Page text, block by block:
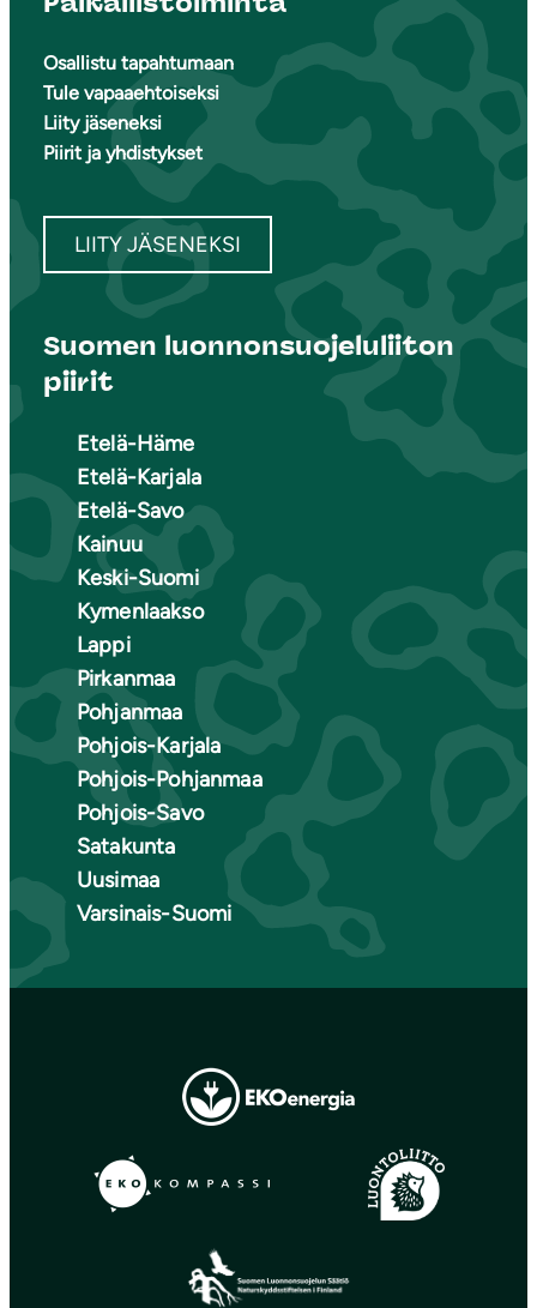
Osallistu tapahtumaan
Tule vapaaehtoiseksi
Liity jäseneksi
Piirit ja yhdistykset
LIITY JÄSENEKSI
Suomen luonnonsuojeluliiton
piirit
Etelä-Häme
Etelä-Karjala
Etelä-Savo
Kainuu
Keski-Suomi
Kymenlaakso
Lappi
Pirkanmaa
Pohjanmaa
Pohjois-Karjala
Pohjois-Pohjanmaa
Pohjois-Savo
Satakunta
Uusimaa
Varsinais-Suomi